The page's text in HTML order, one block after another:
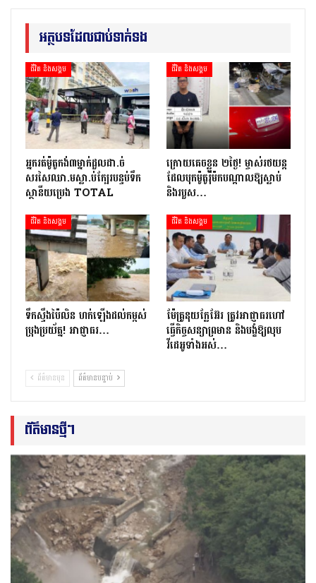
អត្ថបទដែលជាប់ទាក់ទង
ជីវិត និងសង្គម
អ្នក​រត់​ម៉ូតូកង់៣​​ម្នាក់​ដួល​ដា.ច់​
សរសៃឈា.ម​ស្លា.ប់​ក្បែរ​បន្ទប់ទឹក​
ស្ថានីយ​ប្រេង ​TOTAL
ជីវិត និងសង្គម
ក្រោយ​គេចខ្លួន ២​ថ្ងៃ​! ម្ចាស់​រថយន្ត​
ដែល​បុក​ម៉ូតូ​រ៉ឺ​ម៉ក​បណ្តាល​ឱ្យ​ស្លាប់
និង​របួស…
ជីវិត និងសង្គម
ទឹកស្ទឹងប៉ៃលិន ហក់ឡើងដល់កម្ពស់
ប្រុងប្រយ័ត្ន! អាជ្ញាធរ…
ជីវិត និងសង្គម
ម៉ែគ្រូនុយក្លែអ៊ែរ ត្រូវអាជ្ញាធរហៅ
ធ្វើកិច្ចសន្យាព្រមាន និងបង្ខំឱ្យលុប
វីដេអូទាំងអស់…
ព័ត៌មានមុន ព័ត៌មានបន្ទាប់
ព័ត៌មានថ្មីៗ